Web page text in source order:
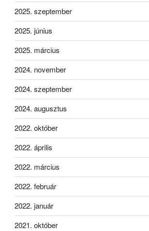
2025. szeptember
2025. június
2025. március
2024. november
2024. szeptember
2024. augusztus
2022. október
2022. április
2022. március
2022. február
2022. január
2021. október